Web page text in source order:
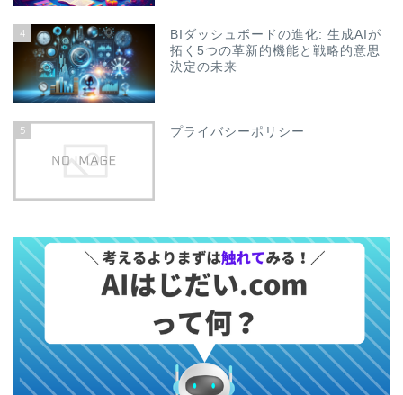
4
BIダッシュボードの進化: 生成AIが
拓く5つの革新的機能と戦略的意思
決定の未来
5 プライバシーポリシー